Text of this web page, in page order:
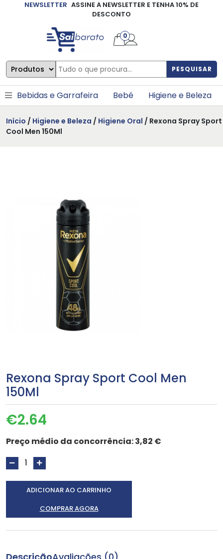
NEWSLETTER ASSINE A NEWSLETTER E TENHA 10% DE
DESCONTO
PESQUISAR
0
Bebidas e Garrafeira Bebé Higiene e Beleza
Início / Higiene e Beleza / Higiene Oral / Rexona Spray Sport
Cool Men 150Ml
Rexona Spray Sport Cool Men
150Ml
€2.64
Preço médio da concorrência:3,82 €
ADICIONAR AO CARRINHO
COMPRAR AGORA